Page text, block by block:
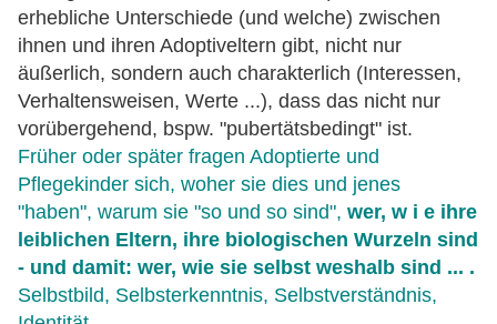
erhebliche Unterschiede (und welche) zwischen
ihnen und ihren Adoptiveltern gibt, nicht nur
äußerlich, sondern auch charakterlich (Interessen,
Verhaltensweisen, Werte ...), dass das nicht nur
vorübergehend, bspw. "pubertätsbedingt" ist.
Früher oder später fragen Adoptierte und
Pflegekinder sich, woher sie dies und jenes
"haben", warum sie "so und so sind", wer, w i e ihre
leiblichen Eltern, ihre biologischen Wurzeln sind
- und damit: wer, wie sie selbst weshalb sind ... .
Selbstbild, Selbsterkenntnis, Selbstverständnis,